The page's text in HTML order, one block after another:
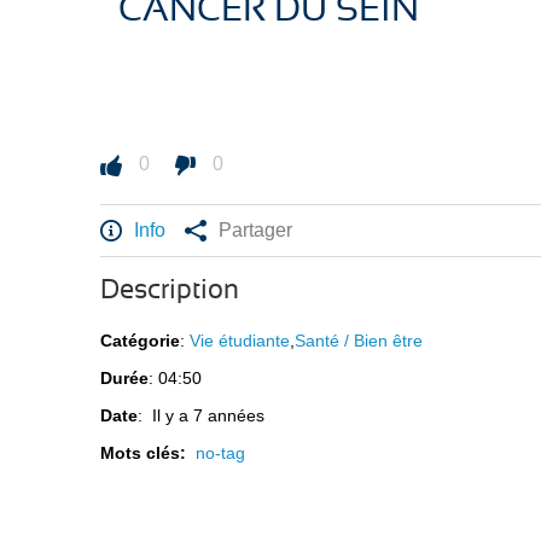
CANCER DU SEIN
0 0
Info Partager
Description
Catégorie:Vie étudiante ,Santé / Bien être
Durée: 04:50
Date: Il y a 7 années
Mots clés: no-tag